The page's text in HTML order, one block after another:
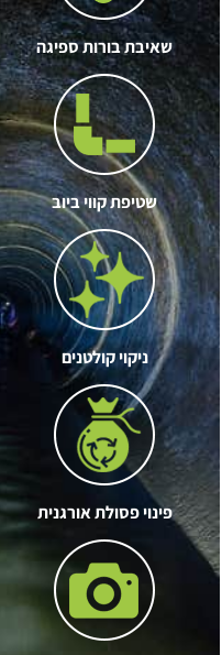
שאיבת בורות ספיגה
שטיפת קווי ביוב
ניקוי קולטנים
פינוי פסולת אורגנית